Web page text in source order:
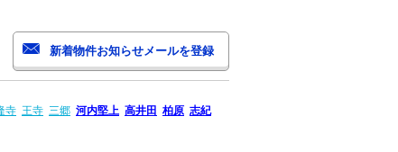
寺 王寺 三郷 河内堅上 高井田 柏原 志紀